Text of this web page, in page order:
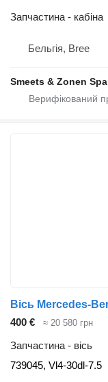
Запчастина - кабіна
Бельгія, Bree
Smeets & Zonen
400 € ≈ 20 580 грн
Запчастина - вісь
739045, Vl4-30dl-7.5